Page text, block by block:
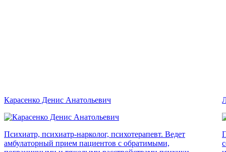
Карасенко Денис Анатольевич
Психиатр, психиатр-нарколог, психотерапевт. Ведет
амбулаторный прием пациентов с обратимыми,